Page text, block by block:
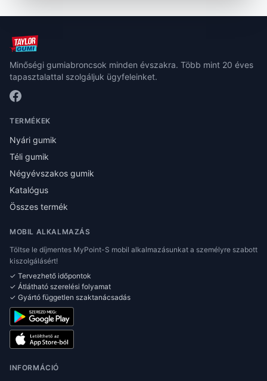
Minőségi gumiabroncsok minden évszakra. Több mint 20 éves
tapasztalattal szolgáljuk ügyfeleinket.
TERMÉKEK
Nyári gumik
Téli gumik
Négyévszakos gumik
Katalógus
Összes termék
MOBIL ALKALMAZÁS
Töltse le díjmentes MyPoint-S mobil alkalmazásunkat a személyre szabott
kiszolgálásért!
✓ Tervezhető időpontok
✓ Átlátható szerelési folyamat
✓ Gyártó független szaktanácsadás
INFORMÁCIÓ